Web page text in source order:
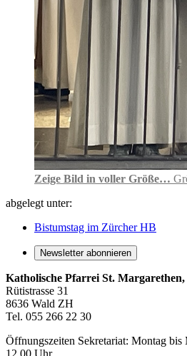
Zeige Bild in voller Größe…
abgelegt unter:
Bistumstag im Zürcher HB
Newsletter abonnieren
Katholische Pfarrei St.
Rütistrasse 31
8636 Wald ZH
Tel. 055 266 22 30
Öffnungszeiten Sekretariat: Montag
12.00 Uhr,